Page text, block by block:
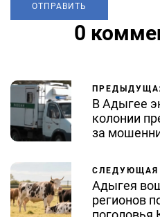
0
В Адыгее
колонии
за
СЛЕДУЮЩАЯ
Адыгея
регионов